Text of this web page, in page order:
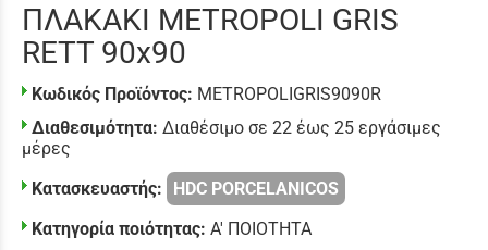
ΠΛΑΚΑΚΙ METROPOLI GRIS
RETT 90x90
Κωδικός Προϊόντος: METROPOLIGRIS9090R
Διαθεσιμότητα: Διαθέσιμο σε 22 έως 25 εργάσιμες
μέρες
Κατασκευαστής:
HDC PORCELANICOS
Κατηγορία ποιότητας: Α' ΠΟΙΟΤΗΤΑ